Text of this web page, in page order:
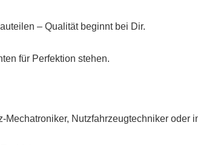
– Qualität beginnt bei Dir.
für Perfektion stehen.
Nutzfahrzeugtechniker oder